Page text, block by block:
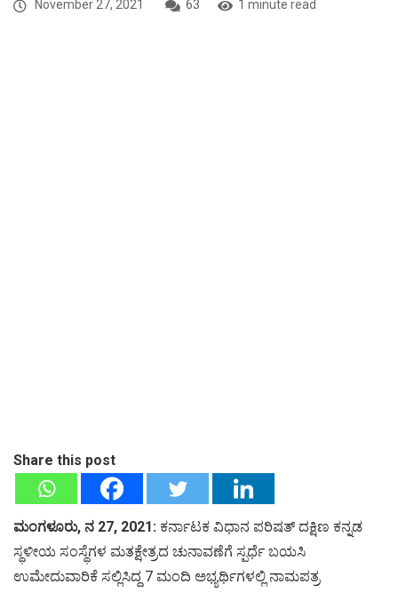
November 27, 2021 63 1 minute read
Share this post
ಮಂಗಳೂರು, ನ 27, 2021: ಕರ್ನಾಟಕ ವಿಧಾನ ಪರಿಷತ್ ದಕ್ಷಿಣ ಕನ್ನಡ
ಸ್ಥಳೀಯ ಸಂಸ್ಥೆಗಳ ಮತಕ್ಷೇತ್ರದ ಚುನಾವಣೆಗೆ ಸ್ಪರ್ಧೆ ಬಯಸಿ
ಉಮೇದುವಾರಿಕೆ ಸಲ್ಲಿಸಿದ್ದ 7 ಮಂದಿ ಅಭ್ಯರ್ಥಿಗಳಲ್ಲಿ ನಾಮಪತ್ರ